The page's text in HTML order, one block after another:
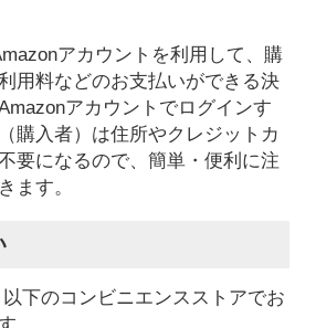
アカウントを利用して、購
用料などのお支払いができる決
アカウントでログインす
購入者）は住所やクレジットカ
要になるので、簡単・便利に注
ます。
下のコンビニエンスストアでお
。